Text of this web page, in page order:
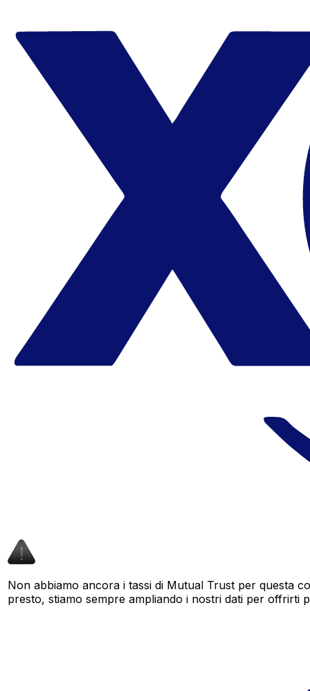
Non abbiamo ancora i tassi di Mutual Trust per questa
presto, stiamo sempre ampliando i nostri dati per offrirti